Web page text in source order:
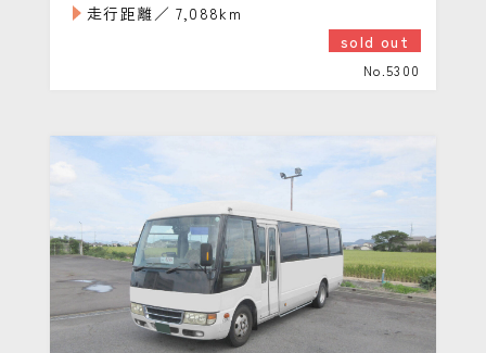
走行距離／ 7,088km
sold out
No.5300